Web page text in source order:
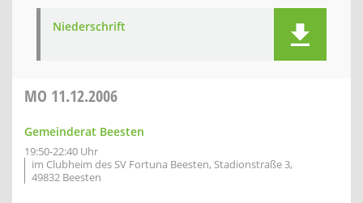
Niederschrift
MO 11.12.2006
Gemeinderat Beesten
19:50-22:40 Uhr
im Clubheim des SV Fortuna Beesten, Stadionstraße 3,
49832 Beesten